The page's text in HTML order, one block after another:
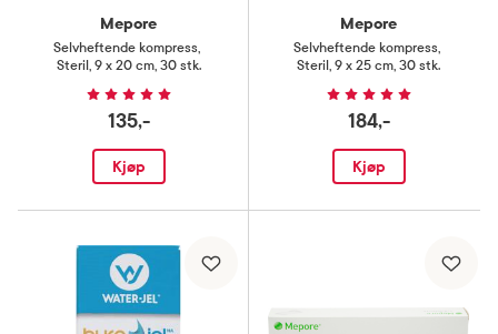
Mepore
Selvheftende kompress,
Steril, 9 x 20 cm, 30 stk.
135,-
Kjøp
Mepore
Selvheftende kompress,
Steril, 9 x 25 cm, 30 stk.
184,-
Kjøp